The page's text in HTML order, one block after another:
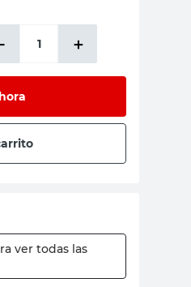
＋
ver todas las